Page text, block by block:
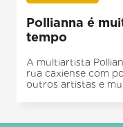
Pollianna é
tempo
A multiartista
rua caxiense com
outros artistas e